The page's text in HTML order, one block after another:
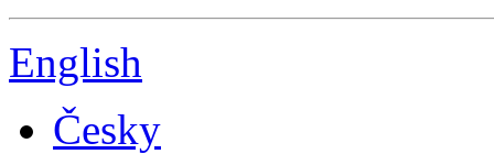
English
Česky